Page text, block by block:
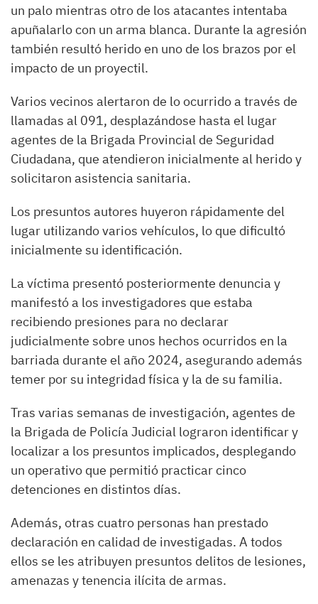
un palo mientras otro de los atacantes intentaba
apuñalarlo con un arma blanca. Durante la agresión
también resultó herido en uno de los brazos por el
impacto de un proyectil.
Varios vecinos alertaron de lo ocurrido a través de
llamadas al 091, desplazándose hasta el lugar
agentes de la Brigada Provincial de Seguridad
Ciudadana, que atendieron inicialmente al herido y
solicitaron asistencia sanitaria.
Los presuntos autores huyeron rápidamente del
lugar utilizando varios vehículos, lo que dificultó
inicialmente su identificación.
La víctima presentó posteriormente denuncia y
manifestó a los investigadores que estaba
recibiendo presiones para no declarar
judicialmente sobre unos hechos ocurridos en la
barriada durante el año 2024, asegurando además
temer por su integridad física y la de su familia.
Tras varias semanas de investigación, agentes de
la Brigada de Policía Judicial lograron identificar y
localizar a los presuntos implicados, desplegando
un operativo que permitió practicar cinco
detenciones en distintos días.
Además, otras cuatro personas han prestado
declaración en calidad de investigadas. A todos
ellos se les atribuyen presuntos delitos de lesiones,
amenazas y tenencia ilícita de armas.